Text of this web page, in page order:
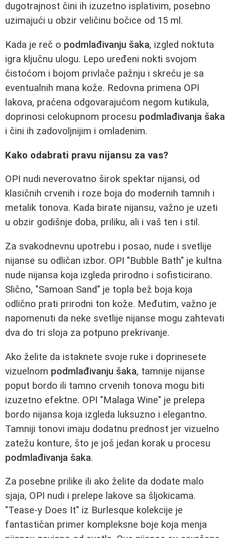
dugotrajnost čini ih izuzetno isplativim, posebno
uzimajući u obzir veličinu bočice od 15 ml.
Kada je reč o podmlađivanju šaka, izgled noktuta
igra ključnu ulogu. Lepo uređeni nokti svojom
čistoćom i bojom privlače pažnju i skreću je sa
eventualnih mana kože. Redovna primena OPI
lakova, praćena odgovarajućom negom kutikula,
doprinosi celokupnom procesu podmlađivanja šaka
i čini ih zadovoljnijim i omladenim.
Kako odabrati pravu nijansu za vas?
OPI nudi neverovatno širok spektar nijansi, od
klasičnih crvenih i roze boja do modernih tamnih i
metalik tonova. Kada birate nijansu, važno je uzeti
u obzir godišnje doba, priliku, ali i vaš ten i stil.
Za svakodnevnu upotrebu i posao, nude i svetlije
nijanse su odličan izbor. OPI "Bubble Bath" je kultna
nude nijansa koja izgleda prirodno i sofisticirano.
Slično, "Samoan Sand" je topla bež boja koja
odlično prati prirodni ton kože. Međutim, važno je
napomenuti da neke svetlije nijanse mogu zahtevati
dva do tri sloja za potpuno prekrivanje.
Ako želite da istaknete svoje ruke i doprinesete
vizuelnom podmlađivanju šaka, tamnije nijanse
poput bordo ili tamno crvenih tonova mogu biti
izuzetno efektne. OPI "Malaga Wine" je prelepa
bordo nijansa koja izgleda luksuzno i elegantno.
Tamniji tonovi imaju dodatnu prednost jer vizuelno
zatežu konture, što je još jedan korak u procesu
podmlađivanja šaka.
Za posebne prilike ili ako želite da dodate malo
sjaja, OPI nudi i prelepe lakove sa šljokicama.
"Tease-y Does It" iz Burlesque kolekcije je
fantastičan primer kompleksne boje koja menja